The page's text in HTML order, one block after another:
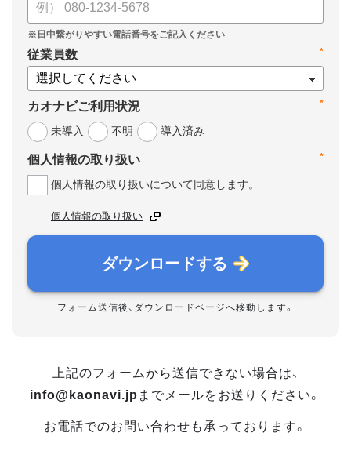
*
従業員数
*
カオナビご利用状況
未導入
不明 導入済み
*
個人情報の取り扱い
個人情報の取り扱いについて同意します。
個人情報の取り扱い
ダウンロードする
フォーム送信後、ダウンロードページへ移動します。
上記のフォームから送信できない場合は、
info@kaonavi.jp までメールをお送りください。
お電話でのお問い合わせも承っております。